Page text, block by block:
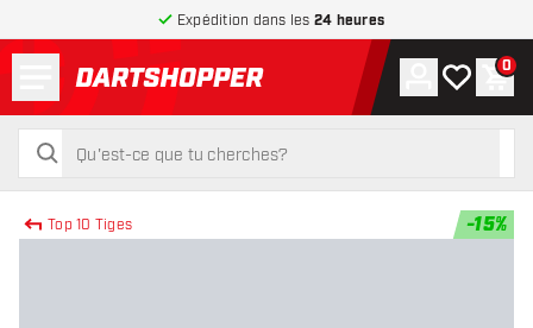
Expédition dans les 24 heures
retour à la page d’accueil
rechercher
rechercher
Compte
Ma liste0
Top 10 Tiges -15%